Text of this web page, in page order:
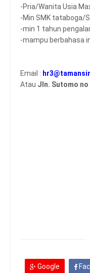
-Pria/Wanita Usia
-Min SMK tataboga/
-min 1 tahun
-mampu berbahasa
Email :
Atau Jln. Sutomo no
Google